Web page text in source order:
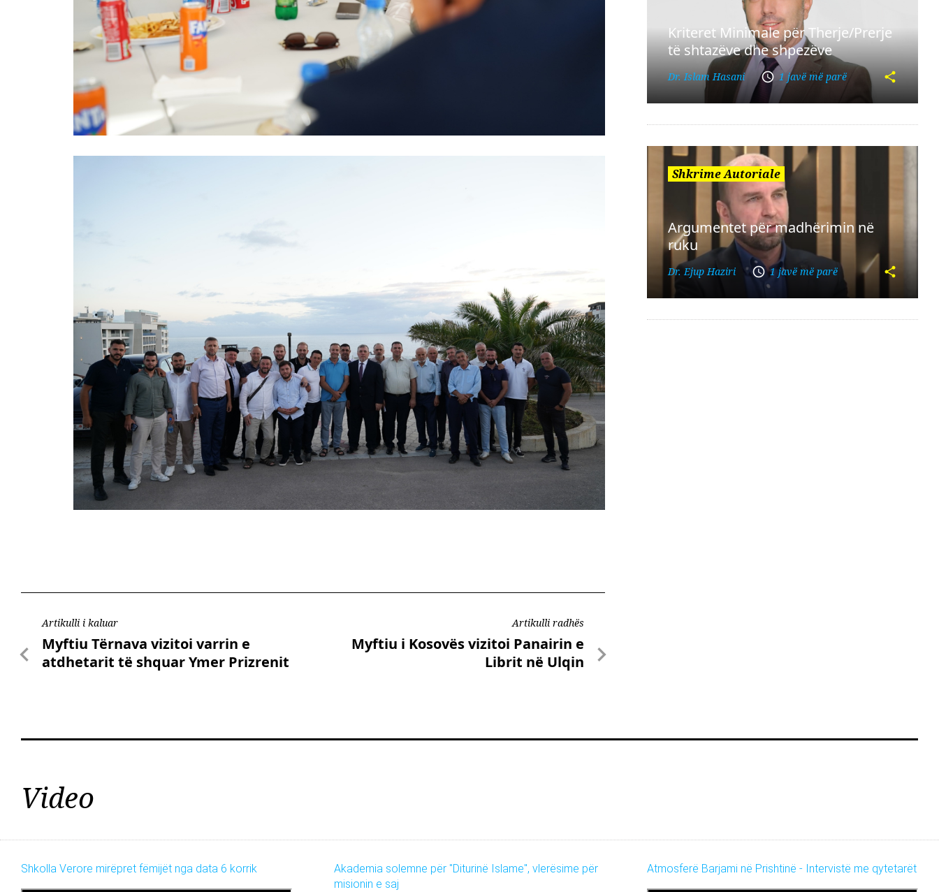
Artikulli i kaluar
Myftiu Tërnava vizitoi varrin e
atdhetarit të shquar Ymer Prizrenit
Artikulli radhës
Myftiu i Kosovës vizitoi Panairin e
Librit në Ulqin
Kriteret Minimale për Therje/Prerje
të shtazëve dhe shpezëve
Dr. Islam Hasani 1 javë më parë
Shkrime Autoriale
Argumentet për madhërimin në
ruku
Dr. Ejup Haziri 1 javë më parë
Video
Shkolla Verore mirëpret fëmijët nga data 6 korrik
Akademia solemne për "Diturinë Islame", vlerësime për
misionin e saj
Atmosferë Barjami në Prishtinë - Intervistë me qytetarët